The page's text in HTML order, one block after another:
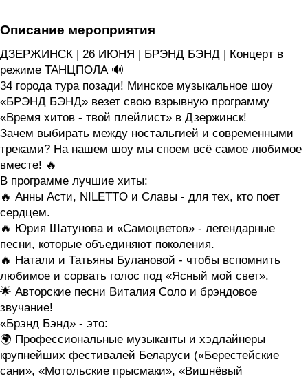
Описание мероприятия
ДЗЕРЖИНСК | 26 ИЮНЯ | БРЭНД БЭНД | Концерт в
режиме ТАНЦПОЛА 🔊
34 города тура позади! Минское музыкальное шоу
«БРЭНД БЭНД» везет свою взрывную программу
«Время хитов - твой плейлист» в Дзержинск!
Зачем выбирать между ностальгией и современными
треками? На нашем шоу мы споем всё самое любимое
вместе! 🔥
В программе лучшие хиты:
🔥 Анны Асти, NILETTO и Славы - для тех, кто поет
сердцем.
🔥 Юрия Шатунова и «Самоцветов» - легендарные
песни, которые объединяют поколения.
🔥 Натали и Татьяны Булановой - чтобы вспомнить
любимое и сорвать голос под «Ясный мой свет».
🌟 Авторские песни Виталия Соло и брэндовое
звучание!
«Брэнд Бэнд» - это:
🌍 Профессиональные музыканты и хэдлайнеры
крупнейших фестивалей Беларуси («Берестейские
сани», «Мотольские прысмаки», «Вишнёвый